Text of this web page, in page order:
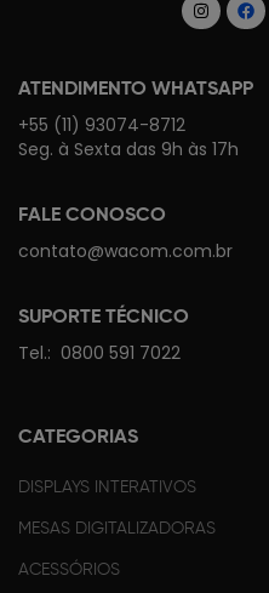
ATENDIMENTO WHATSAPP
+55 (11) 93074-8712
Seg. à Sexta das 9h às 17h
FALE CONOSCO
contato@wacom.com.br
SUPORTE TÉCNICO
Tel.: 0800 591 7022
CATEGORIAS
DISPLAYS INTERATIVOS
MESAS DIGITALIZADORAS
ACESSÓRIOS